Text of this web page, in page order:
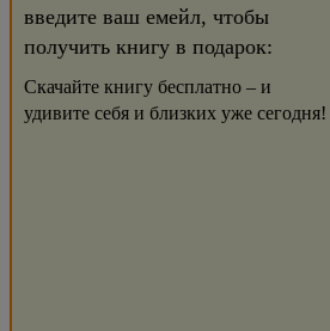
введите ваш емейл, чтобы
получить книгу в подарок:
Скачайте книгу бесплатно – и
удивите себя и близких уже сегодня!